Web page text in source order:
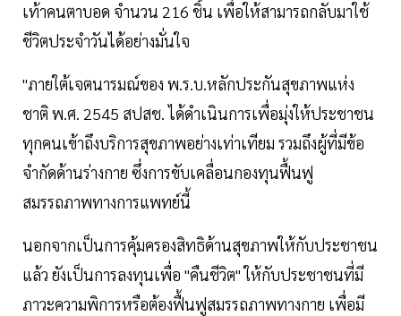
เท้าคนตาบอด จำนวน 216 ชิ้น เพื่อให้สามารถกลับมาใช้
ชีวิตประจำวันได้อย่างมั่นใจ
"ภายใต้เจตนารมณ์ของ พ.ร.บ.หลักประกันสุขภาพแห่ง
ชาติ พ.ศ. 2545 สปสช. ได้ดำเนินการเพื่อมุ่งให้ประชาชน
ทุกคนเข้าถึงบริการสุขภาพอย่างเท่าเทียม รวมถึงผู้ที่มีข้อ
จำกัดด้านร่างกาย ซึ่งการขับเคลื่อนกองทุนฟื้นฟู
สมรรถภาพทางการแพทย์นี้
นอกจากเป็นการคุ้มครองสิทธิด้านสุขภาพให้กับประชาชน
แล้ว ยังเป็นการลงทุนเพื่อ "คืนชีวิต" ให้กับประชาชนที่มี
ภาวะความพิการหรือต้องฟื้นฟูสมรรถภาพทางกาย เพื่อมี